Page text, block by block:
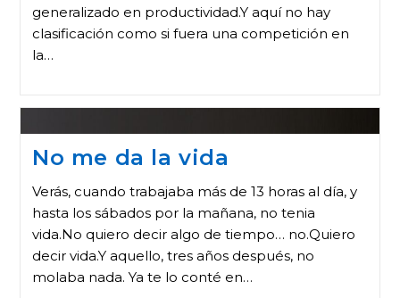
generalizado en productividad.Y aquí no hay
clasificación como si fuera una competición en
la…
No me da la vida
Verás, cuando trabajaba más de 13 horas al día, y
hasta los sábados por la mañana, no tenia
vida.No quiero decir algo de tiempo… no.Quiero
decir vida.Y aquello, tres años después, no
molaba nada. Ya te lo conté en…